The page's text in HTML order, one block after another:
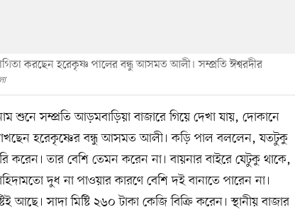
করছেন হরেকৃষ্ণ পালের বন্ধু আসমত আলী। সম্প্রতি ঈশ্বরদীর
শুনে সম্প্রতি আড়মবাড়িয়া বাজারে গিয়ে দেখা যায়, দোকানে
হরেকৃষ্ণের বন্ধু আসমত আলী। কড়ি পাল বললেন, যতটুকু
করেন। তার বেশি তেমন করেন না। বায়নার বাইরে যেটুকু থাকে,
দুধ না পাওয়ার কারণে বেশি দই বানাতে পারেন না।
আছে। সাদা মিষ্টি ২৬০ টাকা কেজি বিক্রি করেন। স্থানীয় বাজার